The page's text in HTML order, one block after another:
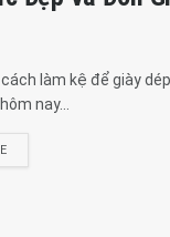
làm kệ để giày
nay...